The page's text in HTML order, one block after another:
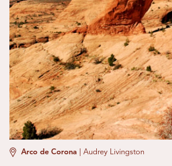
Arco de Corona Audrey Livingston